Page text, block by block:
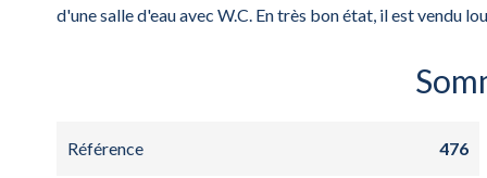
d'une salle d'eau avec W.C. En très bon état, il est vendu
Référence 476